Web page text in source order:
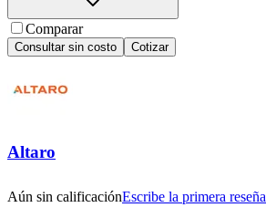
Comparar
Consultar sin costo Cotizar
Altaro
Aún sin calificaciónEscribe la primera reseña